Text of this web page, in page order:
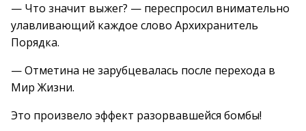
— Что значит выжег? — переспросил внимательно
улавливающий каждое слово Архихранитель
Порядка.
— Отметина не зарубцевалась после перехода в
Мир Жизни.
Это произвело эффект разорвавшейся бомбы!